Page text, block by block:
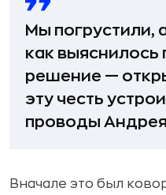
Мы погрустили,
как выяснилось
решение —
эту честь
проводы
Вначале это был